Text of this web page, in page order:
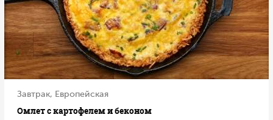
Завтрак, Европейская
Омлет с картофелем и беконом